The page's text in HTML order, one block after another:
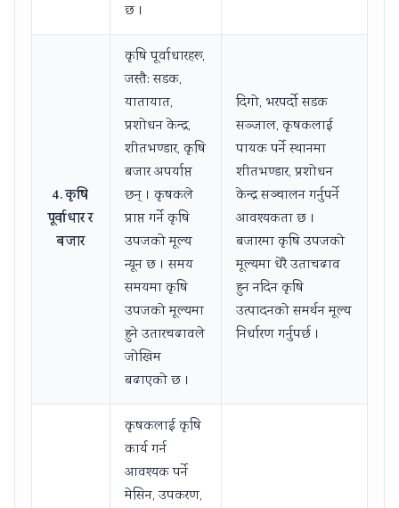
छ ।
4. कृषि
पूर्वाधार र
बजार
कृषि पूर्वाधारहरू,
जस्तै: सडक,
यातायात,
प्रशोधन केन्द्र,
शीतभण्डार, कृषि
बजार अपर्याप्त
छन् । कृषकले
प्राप्त गर्ने कृषि
उपजको मूल्य
न्यून छ । समय
समयमा कृषि
उपजको मूल्यमा
हुने उतारचढावले
जोखिम
बढाएको छ ।
दिगो, भरपर्दो सडक
सञ्जाल, कृषकलाई
पायक पर्ने स्थानमा
शीतभण्डार, प्रशोधन
केन्द्र सञ्चालन गर्नुपर्ने
आवश्यकता छ ।
बजारमा कृषि उपजको
मूल्यमा धेरै उताचढाव
हुन नदिन कृषि
उत्पादनको समर्थन मूल्य
निर्धारण गर्नुपर्छ ।
कृषकलाई कृषि
कार्य गर्न
आवश्यक पर्ने
मेसिन, उपकरण,